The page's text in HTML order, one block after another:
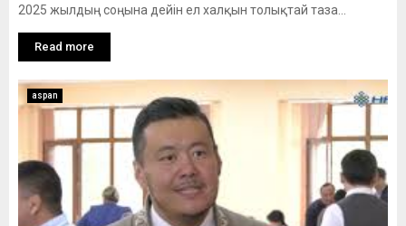
2025 жылдың соңына дейін ел халқын толықтай таза...
Read more
aspan